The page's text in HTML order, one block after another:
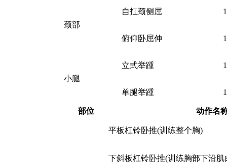
颈部
自扛颈侧屈
俯仰卧屈伸
小腿
立式举踵
单腿举踵
部位 动作名
平板杠铃卧推(训练整个胸)
下斜板杠铃卧推(训练胸部下沿肌